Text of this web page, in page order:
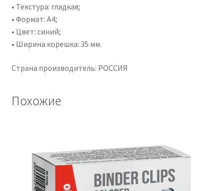
• Текстура: гладкая;
• Формат: А4;
• Цвет: синий;
• Ширина корешка: 35 мм.
Страна производитель: РОССИЯ
Похожие